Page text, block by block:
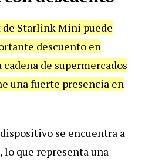
Starlink Mini puede
descuento en
cadena de supermercados
una fuerte presencia en
se encuentra a
, lo que representa una